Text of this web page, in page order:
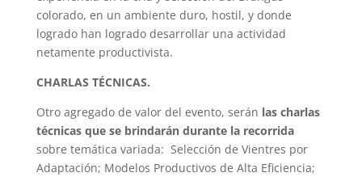
colorado, en un ambiente duro, hostil, y donde
logrado han logrado desarrollar una actividad
netamente productivista.
CHARLAS TÉCNICAS.
Otro agregado de valor del evento, serán las charlas
técnicas que se brindarán durante la recorrida
sobre temática variada: Selección de Vientres por
Adaptación; Modelos Productivos de Alta Eficiencia;